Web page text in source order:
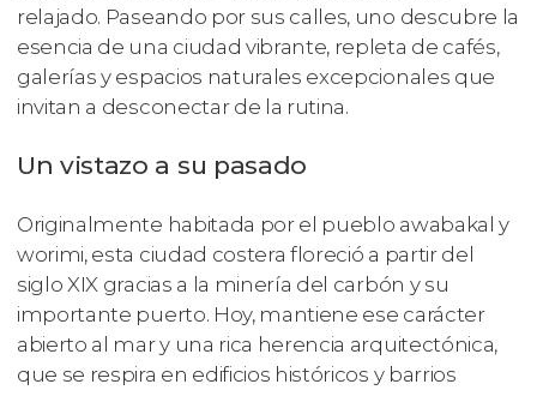
relajado. Paseando por sus calles, uno descubre la
esencia de una ciudad vibrante, repleta de cafés,
galerías y espacios naturales excepcionales que
invitan a desconectar de la rutina.
Un vistazo a su pasado
Originalmente habitada por el pueblo awabakal y
worimi, esta ciudad costera floreció a partir del
siglo XIX gracias a la minería del carbón y su
importante puerto. Hoy, mantiene ese carácter
abierto al mar y una rica herencia arquitectónica,
que se respira en edificios históricos y barrios